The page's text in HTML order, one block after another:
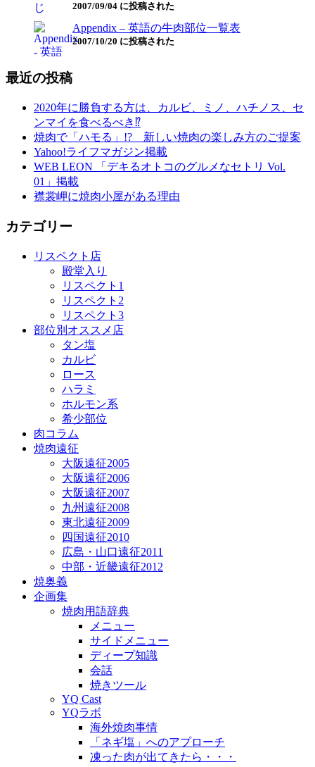
2007/09/04 に投稿された
Appendix – 英語の牛肉部位一覧表
2007/10/20 に投稿された
最近の投稿
2020年に勝負する方は、カルビ、ミノ、ハチノス、セ
ンマイを食べるべき⁉︎
焼肉で「ハモる」!? 新しい焼肉の楽しみ方のご提案
Yahoo!ライフマガジン掲載
WEB LEON 「デキるオトコのグルメなセトリ Vol.
01」掲載
襟裳岬に焼肉小屋がある理由
カテゴリー
リスペクト店
殿堂入り
リスペクト1
リスペクト2
リスペクト3
部位別オススメ店
タン塩
カルビ
ロース
ハラミ
ホルモン系
希少部位
肉コラム
焼肉遠征
大阪遠征2005
大阪遠征2006
大阪遠征2007
九州遠征2008
東北遠征2009
四国遠征2010
広島・山口遠征2011
中部・近畿遠征2012
焼奥義
企画集
焼肉用語辞典
メニュー
サイドメニュー
ディープ知識
会話
焼きツール
YQ Cast
YQラボ
海外焼肉事情
「ネギ塩」へのアプローチ
凍った肉が出てきたら・・・